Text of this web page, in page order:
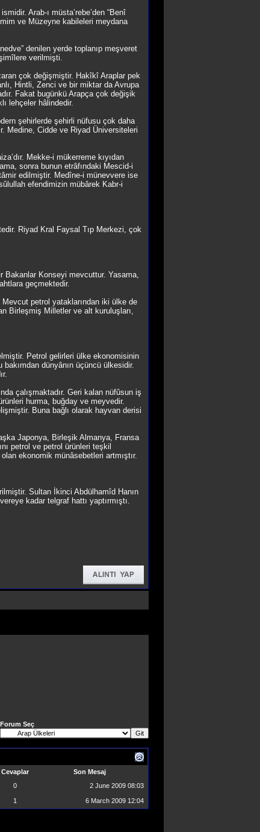
Arab-ı müsta’rebe’den “Benî
ve Müzeyne kabileleri meydana
denilen yerde toplanıp meşveret
verilmişti.
çok değişmiştir. Hakîkî Araplar pek
Hintli, Zenci ve bir miktar da Avrupa
Fakat bugünkü Arapça çok değişik
lehçeler hâlindedir.
şehirlerde şehirli nüfusu çok daha
Medine, Cidde ve Riyad Üniversiteleri
Mekke-i mükerreme kıyıdan
sonra bunun etrâfındaki Mescid-i
edilmiştir. Medîne-i münevvere ise
efendimizin mübârek Kabr-i
Riyad Kral Faysal Tıp Merkezi, çok
Bakanlar Konseyi mevcuttur. Yasama,
geçmektedir.
Mevcut petrol yataklarından iki ülke de
Birleşmiş Milletler ve alt kuruluşları,
Petrol gelirleri ülke ekonomisinin
dünyânın üçüncü ülkesidir.
çalışmaktadır. Geri kalan nüfûsun iş
hurma, buğday ve meyvedir.
Buna bağlı olarak hayvan derisi
Japonya, Birleşik Almanya, Fransa
petrol ve petrol ürünleri teşkil
ekonomik münâsebetleri artmıştır.
Sultan İkinci Abdülhamîd Hanın
kadar telgraf hattı yaptırmıştı.
Forum Seç
Cevaplar
Son Mesaj
0 2 June 2009 08:03
1 6 March 2009 12:04